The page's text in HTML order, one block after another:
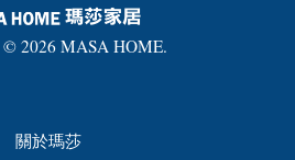
2026 MASA HOME.
關於瑪莎